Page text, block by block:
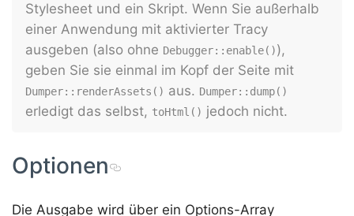
Stylesheet und ein Skript. Wenn Sie außerhalb
einer Anwendung mit aktivierter Tracy
ausgeben (also ohne Debugger::enable()),
geben Sie sie einmal im Kopf der Seite mit
Dumper::renderAssets() aus. Dumper::dump()
erledigt das selbst, toHtml() jedoch nicht.
Optionen
Die Ausgabe wird über ein Options-Array